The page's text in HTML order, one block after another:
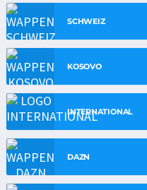
SCHWEIZ
KOSOVO
INTERNATIONAL
DAZN